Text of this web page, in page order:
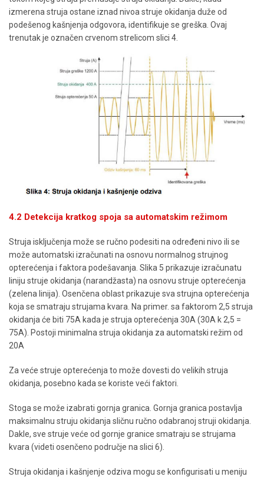
izmerena struja ostane iznad nivoa struje okidanja duže od
podešenog kašnjenja odgovora, identifikuje se greška. Ovaj
trenutak je označen crvenom strelicom slici 4.
4.2 Detekcija kratkog spoja sa automatskim režimom
Struja isključenja može se ručno podesiti na određeni nivo ili se
može automatski izračunati na osnovu normalnog strujnog
opterećenja i faktora podešavanja. Slika 5 prikazuje izračunatu
liniju struje okidanja (narandžasta) na osnovu struje opterećenja
(zelena linija). Osenčena oblast prikazuje sva strujna opterećenja
koja se smatraju strujama kvara. Na primer. sa faktorom 2,5 struja
okidanja će biti 75A kada je struja opterećenja 30A (30A k 2,5 =
75A). Postoji minimalna struja okidanja za automatski režim od
20A
Za veće struje opterećenja to može dovesti do velikih struja
okidanja, posebno kada se koriste veći faktori.
Stoga se može izabrati gornja granica. Gornja granica postavlja
maksimalnu struju okidanja sličnu ručno odabranoj struji okidanja.
Dakle, sve struje veće od gornje granice smatraju se strujama
kvara (videti osenčeno područje na slici 6).
Struja okidanja i kašnjenje odziva mogu se konfigurisati u meniju